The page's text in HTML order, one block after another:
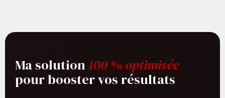
Ma solution100 % optimisée
pour booster vos résultats